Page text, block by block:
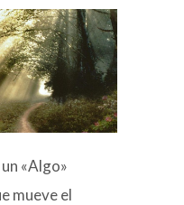
«Algo»
mueve el